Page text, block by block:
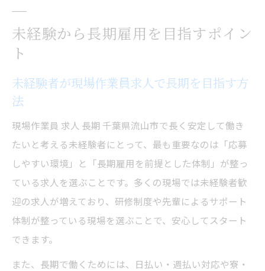
未経験から長期雇用を目指すポイン
ト
未経験者が現場作業員求人で長期を目指す方
法
現場作業員 求人 長期 千葉県流山市で長く安定して働き
たいと考える未経験者にとって、最も重要なのは「応募
しやすい環境」と「長期雇用を前提とした体制」が整っ
ている求人を選ぶことです。多くの現場では未経験者歓
迎の求人が増えており、研修制度や先輩によるサポート
体制が整っている現場を選ぶことで、安心してスタート
できます。
また、長期で働くためには、日払い・週払い対応や寮・